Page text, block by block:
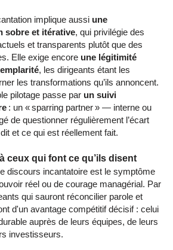
implique aussi une
sobre et itérative, qui privilégie des
et transparents plutôt que des
Elle exige encore une légitimité
, les dirigeants étant les
les transformations qu’ils annoncent.
pilotage passe par un suivi
: un « sparring partner » — interne ou
de questionner régulièrement l’écart
et ce qui est réellement fait.
ceux qui font ce qu’ils disent
discours incantatoire est le symptôme
réel ou de courage managérial. Par
qui sauront réconcilier parole et
d'un avantage compétitif décisif : celui
auprès de leurs équipes, de leurs
investisseurs.